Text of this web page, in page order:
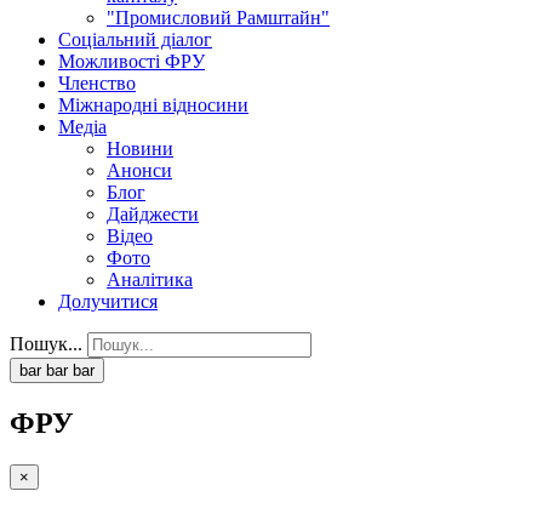
"Промисловий Рамштайн"
Соціальний діалог
Можливості ФРУ
Членство
Міжнародні відносини
Медіа
Новини
Анонси
Блог
Дайджести
Відео
Фото
Аналітика
Долучитися
Пошук...
bar bar bar
ФРУ
×